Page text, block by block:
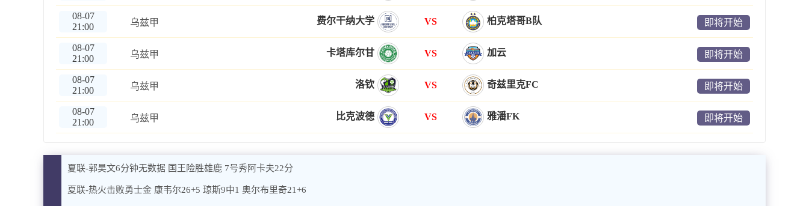
08-07
21:00
乌兹甲 费尔干纳大学 VS 柏克塔哥B队 即将开始
08-07
21:00
乌兹甲 卡塔库尔甘 VS 加云 即将开始
08-07
21:00
乌兹甲 洛钦 VS 奇兹里克FC 即将开始
08-07
21:00
乌兹甲 比克波德 VS 雅潘FK 即将开始
夏联-郭昊文6分钟无数据 国王险胜雄鹿 7号秀阿卡夫22分
夏联-热火击败勇士金 康韦尔26+5 琼斯9中1 奥尔布里奇21+6